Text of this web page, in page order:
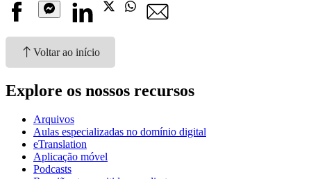
Facebook
Messenger
Linkedin Whatsapp
Voltar ao início
Explore os nossos recursos
Arquivos
Aulas especializadas no domínio digital
eTranslation
Aplicação móvel
Podcasts